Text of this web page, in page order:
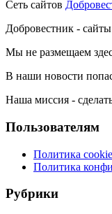
Сеть сайтов
Добровестник -
Мы не размещаем
В наши новости
Наша миссия -
Пользователям
Политика cookie
Политика
Рубрики